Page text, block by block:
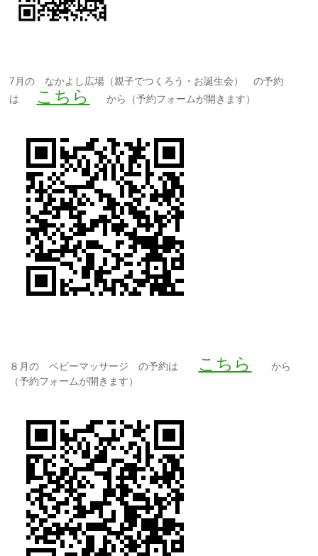
7月の なかよし広場（親子でつくろう・お誕生会） の予約
は
こちら から（予約フォームが開きます）
８月の ベビーマッサージ の予約は こちら
から
（予約フォームが開きます）